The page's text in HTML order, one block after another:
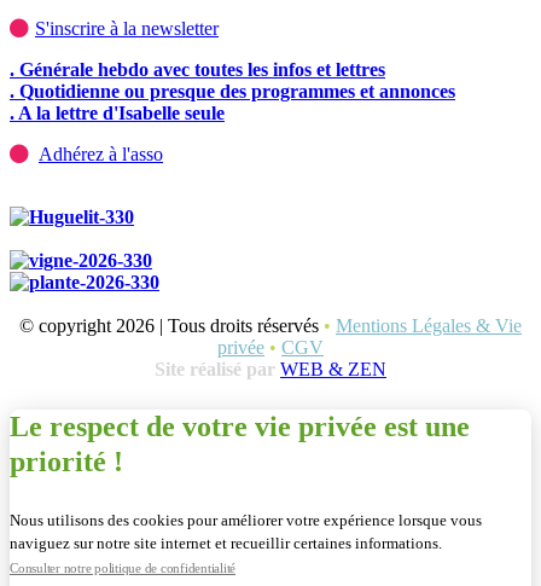
S'inscrire à la newsletter
. Générale hebdo avec toutes les infos et lettres
. Quotidienne ou presque des programmes et annonces
. A la lettre d'Isabelle seule
Adhérez à l'asso
© copyright 2026 | Tous droits réservés • Mentions Légales & Vie
privée • CGV
Site réalisé par WEB & ZEN
Le respect de votre vie privée est une
priorité !
Nous utilisons des cookies pour améliorer votre expérience lorsque vous
naviguez sur notre site internet et recueillir certaines informations.
Consulter notre politique de confidentialité